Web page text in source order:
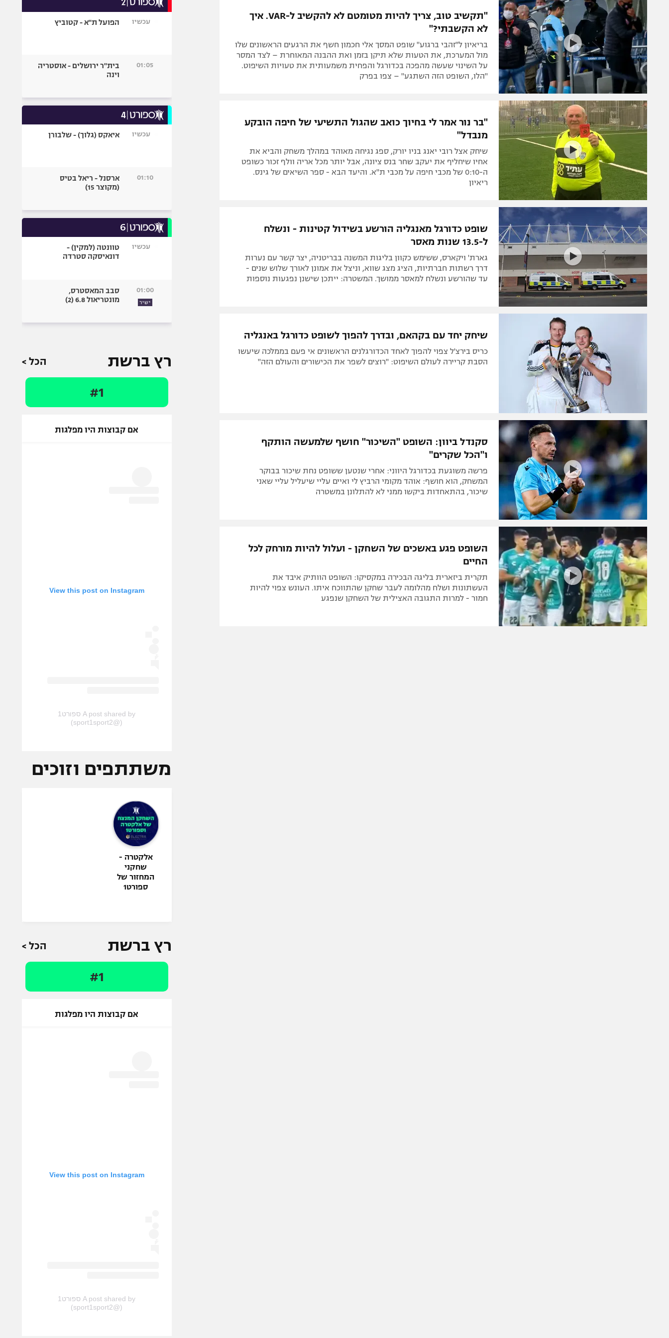
תקנון משתתפים וזוכים בפרסים
תקנון עבור פעילות אלקטרה
תקנון עבור פעילות ספורט 1 – "מרלן"
טניס
גיימינג E-Sports
תנאי שימוש
מדיניות פרטיות
תקנון פעילות ספורט 1
רשיון להקרנה פומבית לבית עסק
הצטרפות לחבילת הערוצים
לוח דרושים – ג'ובנט
תגיות
המגזין
הפועל חיפה
הפועל באר שבע
מכבי נתניה
בני יהודה
ליגות נוספות
ספורט מוטורי
בייסבול MLB
גיימינג E-Sports
"תקשיב טוב, צריך להיות מטומטם לא להקשיב ל-VAR. איך
לא הקשבתי?"
בריאיון ל"זהבי ברגוע" שופט המסך אלי חכמון חשף את הרגעים הראשונים שלו
מול המערכת, את הטעות שלא תיקן בזמן ואת ההבנה המאוחרת – לצד המסר
על השינוי שעשה מהפכה בכדורגל והפחית משמעותית את טעויות השיפוט.
"הלו, השופט הזה השתגע" – צפו בפרק
"בר נור אמר לי בחיוך כואב שהגול התשיעי של חיפה הובקע
מנבדל"
שיחק אצל רובי יאנג בניו יורק, ספג נגיחה מאוהד במהלך משחק והביא את
אחיו שיחליף את יעקב שחר בנס ציונה, אבל יותר מכל אריה וולף זכור כשופט
ה-0:10 של מכבי חיפה על מכבי ת"א. והיעד הבא - ספר השיאים של גינס.
ריאיון
שופט כדורגל מאנגליה הורשע בשידול קטינות - ונשלח
ל-13.5 שנות מאסר
גארת' ויקארס, ששימש כקוון בליגות המשנה בבריטניה, יצר קשר עם נערות
דרך רשתות חברתיות, הציג מצג שווא, וניצל את אמונן לאורך שלוש שנים -
עד שהורשע ונשלח למאסר ממושך. המשטרה: ייתכן שישנן נפגעות נוספות
שיחק יחד עם בקהאם, ובדרך להפוך לשופט כדורגל באנגליה
כריס בירצ'ל צפוי להפוך לאחד הכדורגלנים הראשונים אי פעם בממלכה שיעשו
הסבת קריירה לעולם השיפוט: "רוצים לשפר את הכישורים והעולם הזה"
סקנדל ביוון: השופט "השיכור" חושף שלמעשה הותקף
ו"הכל שקרים"
פרשה משוגעת בכדורגל היווני: אחרי שנטען ששופט נחת שיכור בבוקר
המשחק, הוא חושף: אוהד מקומי הרביץ לי ואיים עליי שיעליל עליי שאני
שיכור, בהתאחדות ביקשו ממני לא להתלונן במשטרה
השופט פגע באשכים של השחקן - ועלול להיות מורחק לכל
החיים
תקרית ביזארית בליגה הבכירה במקסיקו: השופט הוותיק איבד את
העשתונות ושלח מהלומה לעבר שחקן שהתווכח איתו. העונש צפוי להיות
חמור - למרות התגובה האצילית של השחקן שנפגע
עכשיו הפועל ת"א - קטוביץ
01:05
בית"ר ירושלים - אוסטריה
וינה
עכשיו איאקס (גלוך) - שלבורן
01:10
ארסנל - ריאל בטיס
(מקוצר 15)
עכשיו
טוונטה (למקין) -
דונאיסקה סטרדה
01:00
ישיר
סבב המאסטרס,
מונטריאול 6.8 (2)
רץ ברשת הכל >
#1
אם קבוצות היו מפלגות
View this post on Instagram
A post shared by ספורט1
(@sport1sport2)
משתתפים וזוכים
אלקטרה -
שחקני
המחזור של
ספורט1
רץ ברשת הכל >
#1
אם קבוצות היו מפלגות
View this post on Instagram
A post shared by ספורט1
(@sport1sport2)